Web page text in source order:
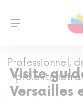
Professionnel,
Visite
Versailles